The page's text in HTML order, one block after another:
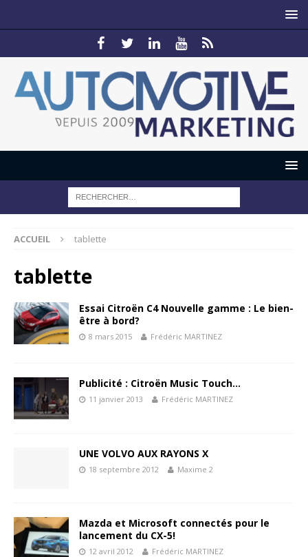
ACCUEIL tablette
tablette
Essai Citroën C4 Nouvelle gamme : Le bien-
être à bord?
8 mars 2015 Frédéric MARTINEZ
Publicité : Citroën Music Touch…
11 janvier 2013 Frédéric MARTINEZ
UNE VOLVO AUX RAYONS X
18 septembre 2012 Maxime 2
Mazda et Microsoft connectés pour le
lancement du CX-5!
12 avril 2012 Frédéric MARTINEZ